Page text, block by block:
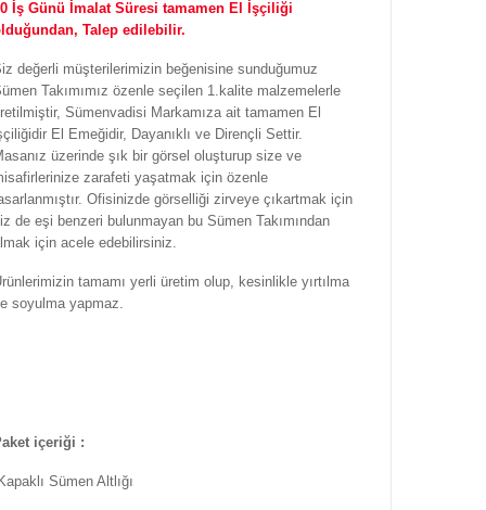
İş Günü İmalat Süresi tamamen El İşçiliği
Talep edilebilir.
değerli müşterilerimizin beğenisine sunduğumuz
Takımımız özenle seçilen 1.kalite malzemelerle
Sümenvadisi Markamıza ait tamamen El
El Emeğidir, Dayanıklı ve Dirençli Settir.
üzerinde şık bir görsel oluşturup size ve
zarafeti yaşatmak için özenle
Ofisinizde görselliği zirveye çıkartmak için
de eşi benzeri bulunmayan bu Sümen Takımından
için acele edebilirsiniz.
tamamı yerli üretim olup, kesinlikle yırtılma
soyulma yapmaz.
içeriği :
Sümen Altlığı